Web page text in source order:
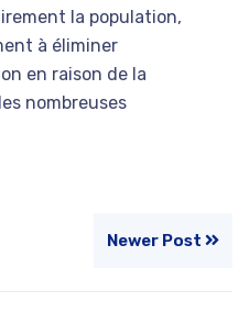
la population,
à éliminer
en raison de la
nombreuses
Newer Post